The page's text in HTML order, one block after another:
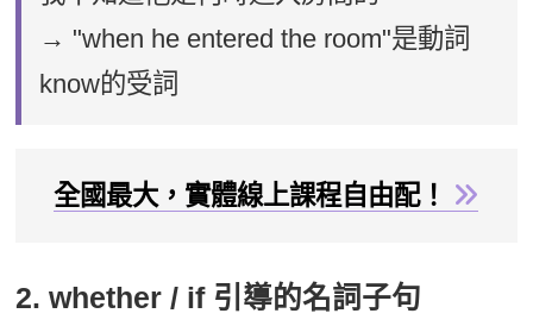
→ "when he entered the room"是動詞
know的受詞
全國最大，實體線上課程自由配！
2. whether / if 引導的名詞子句